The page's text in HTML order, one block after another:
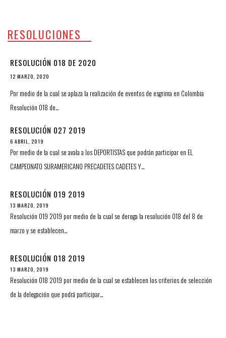
RESOLUCIONES
RESOLUCIÓN 018 DE 2020
12 MARZO, 2020
Por medio de la cual se aplaza la realización de eventos de esgrima en Colombia
Resolución 018 de…
RESOLUCIÓN 027 2019
6 ABRIL, 2019
Por medio de la cual se avala a los DEPORTISTAS que podrán participar en EL
CAMPEONATO SURAMERICANO PRECADETES CADETES Y…
RESOLUCIÓN 019 2019
13 MARZO, 2019
Resolución 019 2019 por medio de la cual se deroga la resolución 018 del 8 de
marzo y se establecen…
RESOLUCIÓN 018 2019
13 MARZO, 2019
Resolución 018 2019 por medio de la cual se establecen los criterios de selección
de la delegación que podrá participar…